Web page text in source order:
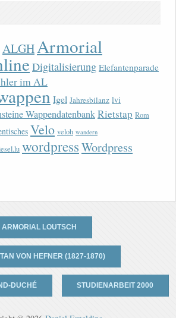
ALGHArmorial
Digitalisierung Elefantenparade
im AL
Igel Jahresbilanz lvi
WappendatenbankRietstap Rom
Velo veloh wandern
wordpressWordpress
ARMORIAL LOUTSCH
VON HEFNER (1827-1870)
DUCHÉ STUDIENARBEIT 2000